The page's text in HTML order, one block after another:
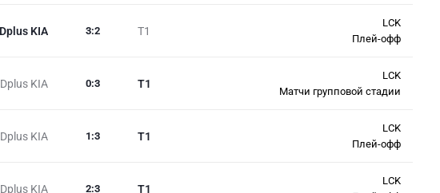
Dplus KIA T1
3:2
LCK
Плей-офф
Dplus KIA T1
0:3
LCK
Матчи групповой стадии
Dplus KIA T1
1 :3
LCK
Плей-офф
Dplus KIA T1
2:3
LCK